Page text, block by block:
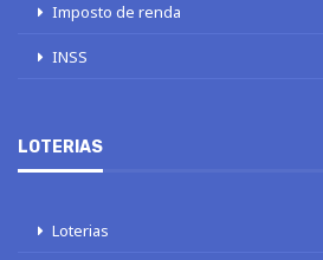
Imposto de renda
INSS
LOTERIAS
Loterias